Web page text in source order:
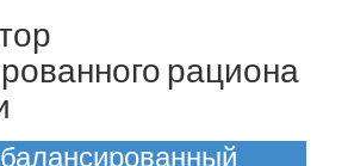
рациона